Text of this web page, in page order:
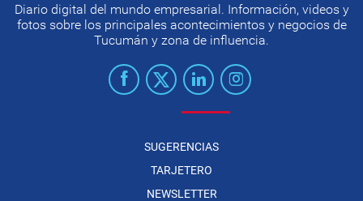
Diario digital del mundo empresarial. Información, videos y
fotos sobre los principales acontecimientos y negocios de
Tucumán y zona de influencia.
SUGERENCIAS
TARJETERO
NEWSLETTER